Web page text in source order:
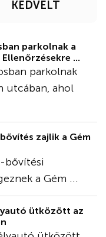
KEDVELT
parkolnak a
...
parkolnak
utcában, ahol
zajlik a Gém
bővítési
a Gém ...
ütközött az